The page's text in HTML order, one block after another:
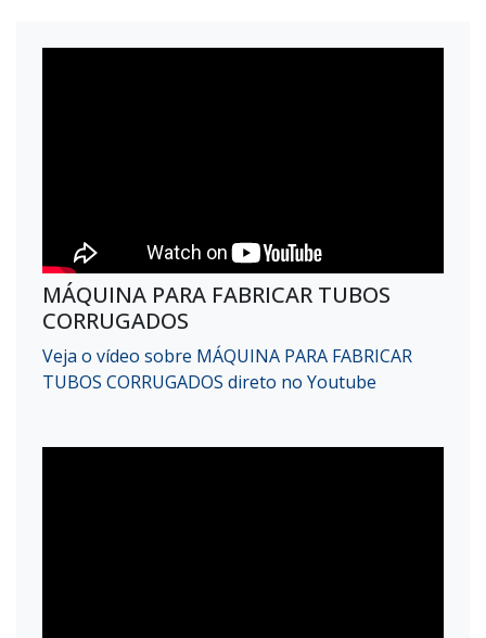
MÁQUINA PARA FABRICAR TUBOS
CORRUGADOS
Veja o vídeo sobre MÁQUINA PARA FABRICAR
TUBOS CORRUGADOS direto no Youtube